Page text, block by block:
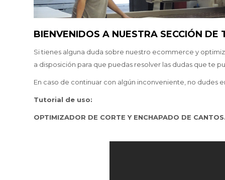
BIENVENIDOS A NUESTRA SECCIÓN DE
Si tienes alguna duda sobre nuestro ecommerce y
a disposición para que puedas resolver las dudas que te
En caso de continuar con algún inconveniente, no dudes
Tutorial de uso:
OPTIMIZADOR DE CORTE Y ENCHAPADO DE